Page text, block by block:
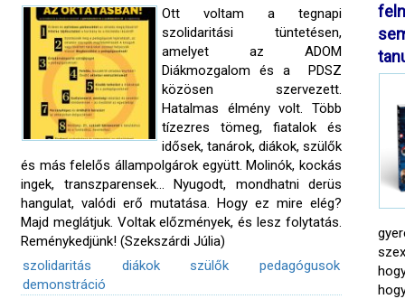
Ott voltam a tegnapi
szolidaritási tüntetésen,
amelyet az ADOM
Diákmozgalom és a PDSZ
közösen szervezett.
Hatalmas élmény volt. Több
tízezres tömeg, fiatalok és
idősek, tanárok, diákok, szülők
és más felelős állampolgárok együtt. Molinók, kockás
ingek, transzparensek... Nyugodt, mondhatni derüs
hangulat, valódi erő mutatása. Hogy ez mire elég?
Majd meglátjuk. Voltak előzmények, és lesz folytatás.
Reménykedjünk! (Szekszárdi Júlia)
szolidaritás
diákok szülők
pedagógusok
demonstráció